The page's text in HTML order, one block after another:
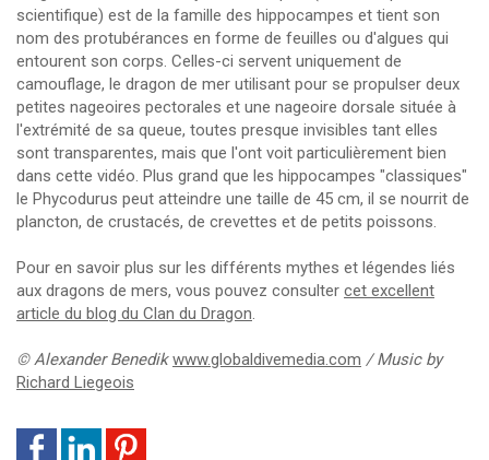
scientifique) est de la famille des hippocampes et tient son
nom des protubérances en forme de feuilles ou d'algues qui
entourent son corps. Celles-ci servent uniquement de
camouflage, le dragon de mer utilisant pour se propulser deux
petites nageoires pectorales et une nageoire dorsale située à
l'extrémité de sa queue, toutes presque invisibles tant elles
sont transparentes, mais que l'ont voit particulièrement bien
dans cette vidéo. Plus grand que les hippocampes "classiques"
le Phycodurus peut atteindre une taille de 45 cm, il se nourrit de
plancton, de crustacés, de crevettes et de petits poissons.
Pour en savoir plus sur les différents mythes et légendes liés
aux dragons de mers, vous pouvez consulter cet excellent
article du blog du Clan du Dragon.
©Alexander Benedikwww.globaldivemedia.com / Music by
Richard Liegeois